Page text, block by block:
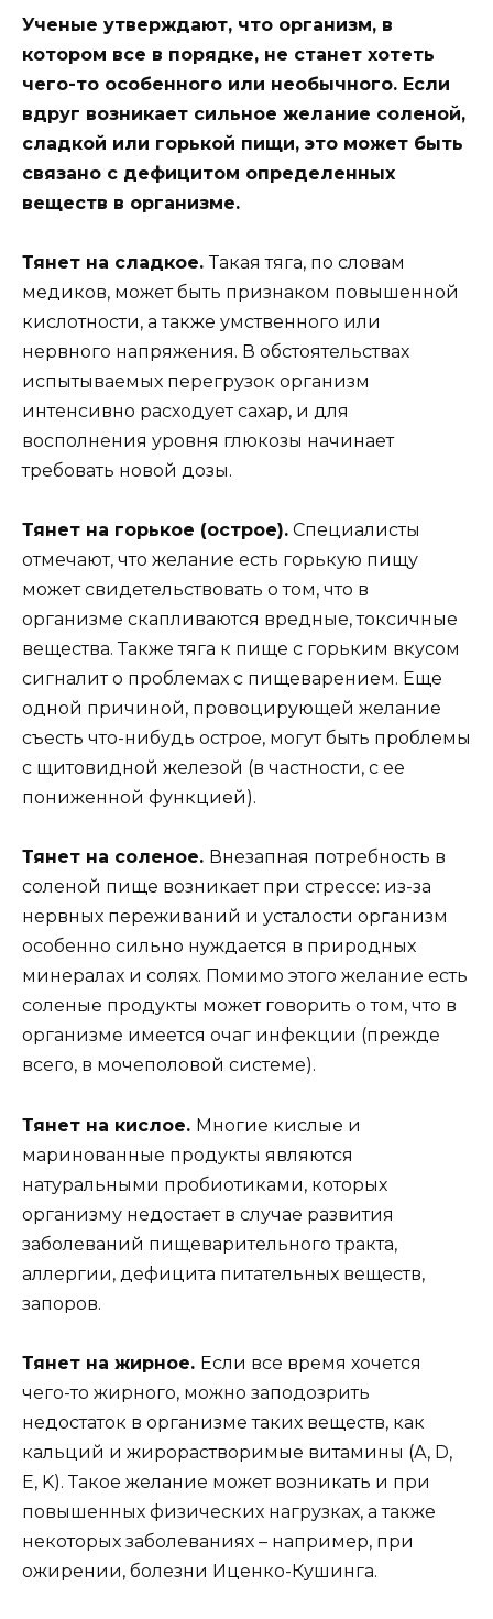
Ученые утверждают, что организм, в
котором все в порядке, не станет хотеть
чего-то особенного или необычного. Если
вдруг возникает сильное желание соленой,
сладкой или горькой пищи, это может быть
связано с дефицитом определенных
веществ в организме.
Тянет на сладкое.Такая тяга, по словам
медиков, может быть признаком повышенной
кислотности, а также умственного или
нервного напряжения. В обстоятельствах
испытываемых перегрузок организм
интенсивно расходует сахар, и для
восполнения уровня глюкозы начинает
требовать новой дозы.
Тянет на горькое (острое). Специалисты
отмечают, что желание есть горькую пищу
может свидетельствовать о том, что в
организме скапливаются вредные, токсичные
вещества. Также тяга к пище с горьким вкусом
сигналит о проблемах с пищеварением. Еще
одной причиной, провоцирующей желание
съесть что-нибудь острое, могут быть проблемы
с щитовидной железой (в частности, с ее
пониженной функцией).
Тянет на соленое. Внезапная потребность в
соленой пище возникает при стрессе: из-за
нервных переживаний и усталости организм
особенно сильно нуждается в природных
минералах и солях. Помимо этого желание есть
соленые продукты может говорить о том, что в
организме имеется очаг инфекции (прежде
всего, в мочеполовой системе).
Тянет на кислое. Многие кислые и
маринованные продукты являются
натуральными пробиотиками, которых
организму недостает в случае развития
заболеваний пищеварительного тракта,
аллергии, дефицита питательных веществ,
запоров.
Тянет на жирное. Если все время хочется
чего-то жирного, можно заподозрить
недостаток в организме таких веществ, как
кальций и жирорастворимые витамины (А, D,
E, K). Такое желание может возникать и при
повышенных физических нагрузках, а также
некоторых заболеваниях – например, при
ожирении, болезни Иценко-Кушинга.